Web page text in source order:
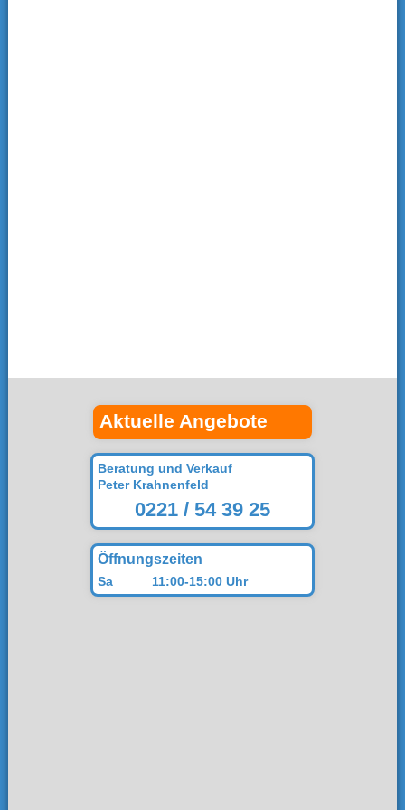
Aktuelle Angebote
Beratung und Verkauf
Peter Krahnenfeld
0221 / 54 39 25
Öffnungszeiten
Sa 11:00-15:00 Uhr